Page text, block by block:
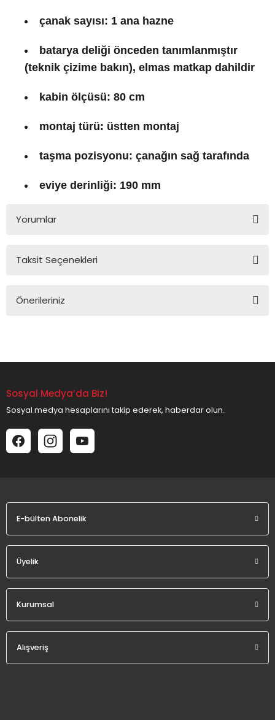
çanak sayısı: 1 ana hazne
batarya deliği önceden tanımlanmıştır
(teknik çizime bakın), elmas matkap dahildir
kabin ölçüsü: 80 cm
montaj türü: üstten montaj
taşma pozisyonu: çanağın sağ tarafında
eviye derinliği: 190 mm
Yorumlar
Taksit Seçenekleri
Önerileriniz
Ürün resmi kalitesiz, bozuk veya görüntülenemiyor.
Ürün açıklamasında eksik bilgiler bulunuyor.
Ürün bilgilerinde hatalar bulunuyor.
Ürün fiyatı diğer sitelerden daha pahalı.
Gönder
Sosyal Medya’da Biz!
Sosyal medya hesaplarını takip ederek, haberdar olun.
E-bülten Abonelik
Üyelik
Kurumsal
Alışveriş